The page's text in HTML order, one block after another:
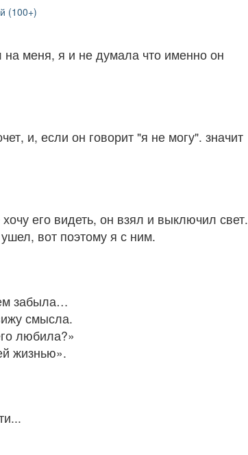
(100+)
на меня, я и не думала что именно он
и, если он говорит "я не могу". значит
его видеть, он взял и выключил свет.
вот поэтому я с ним.
забыла…
смысла.
любила?»
жизнью».